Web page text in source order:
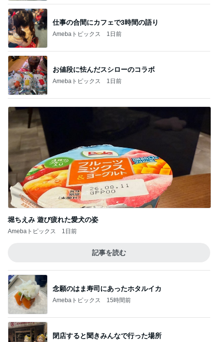
仕事の合間にカフェで3時間の語り
Amebaトピックス 1日前
お値段に怯んだスシローのコラボ
Amebaトピックス 1日前
堀ちえみ 遊び疲れた愛犬の姿
Amebaトピックス 1日前
記事を読む
念願のはま寿司にあったホタルイカ
Amebaトピックス 15時間前
閉店すると聞きみんなで行った場所